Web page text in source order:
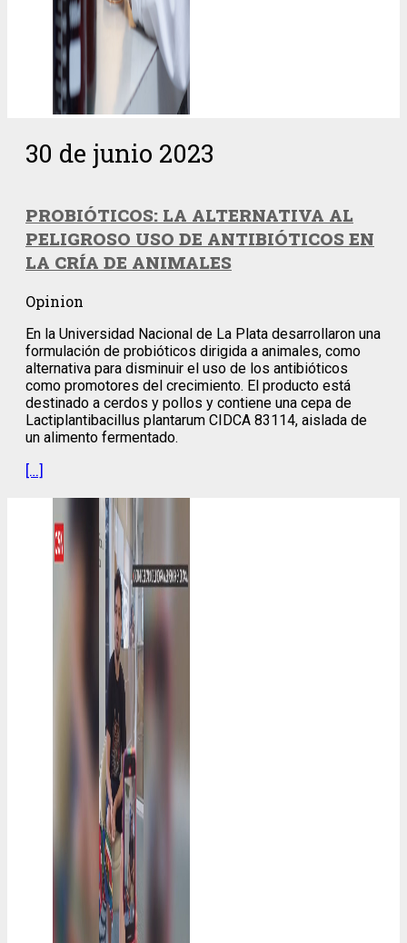
30 de junio 2023
PROBIÓTICOS: LA ALTERNATIVA AL
PELIGROSO USO DE ANTIBIÓTICOS EN
LA CRÍA DE ANIMALES
Opinion
En la Universidad Nacional de La Plata desarrollaron una
formulación de probióticos dirigida a animales, como
alternativa para disminuir el uso de los antibióticos
como promotores del crecimiento. El producto está
destinado a cerdos y pollos y contiene una cepa de
Lactiplantibacillus plantarum CIDCA 83114, aislada de
un alimento fermentado.
[…]